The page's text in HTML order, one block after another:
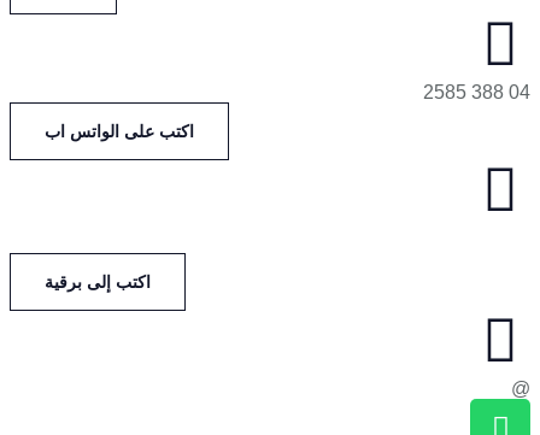
04 388 2585
اكتب على الواتس اب
اكتب إلى برقية
@